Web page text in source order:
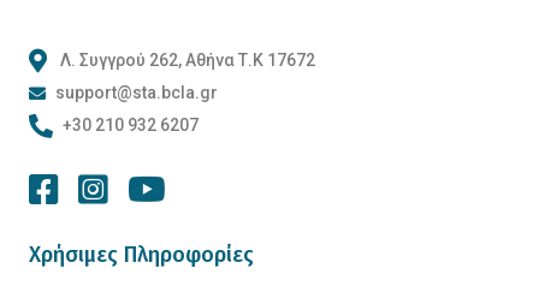
Λ. Συγγρού 262, Αθήνα Τ.Κ 17672
support@sta.bcla.gr
+30 210 932 6207
Χρήσιμες Πληροφορίες